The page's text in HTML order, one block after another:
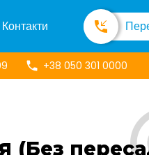
Контакти
+38 050 301 0000
(Без